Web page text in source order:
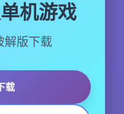
机游戏
解版下载
载